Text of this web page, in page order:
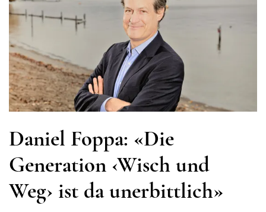
Daniel Foppa: «Die
Generation ‹Wisch und
Weg› ist da unerbittlich»